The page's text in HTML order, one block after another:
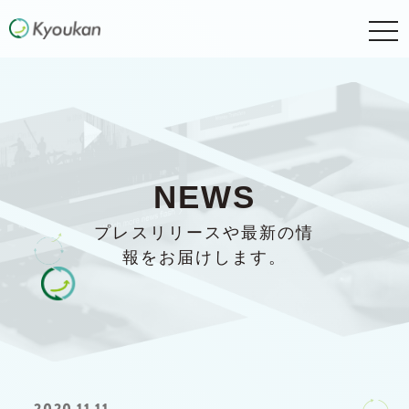
NEWS
プレスリリースや最新の情
報をお届けします。